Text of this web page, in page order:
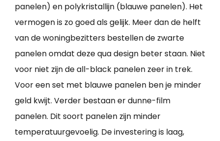
panelen) en polykristallijn (blauwe panelen). Het
vermogen is zo goed als gelijk. Meer dan de helft
van de woningbezitters bestellen de zwarte
panelen omdat deze qua design beter staan. Niet
voor niet zijn de all-black panelen zeer in trek.
Voor een set met blauwe panelen ben je minder
geld kwijt. Verder bestaan er dunne-film
panelen. Dit soort panelen zijn minder
temperatuurgevoelig. De investering is laag,